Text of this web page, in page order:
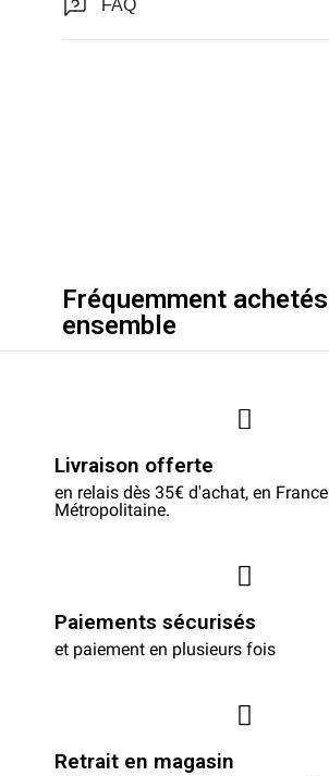
FAQ
Fréquemment achetés
ensemble
Livraison offerte
en relais dès 35€ d'achat, en France
Métropolitaine.
Paiements sécurisés
et paiement en plusieurs fois
Retrait en magasin